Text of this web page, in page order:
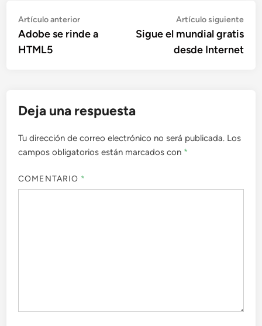
Navegación
de
entradas
Artículo anteriorArtículo
anterior:
Adobe se rinde a
HTML5
Artículo siguiente
Sigue el mundial gratis
desde Internet
Deja una respuesta
Tu dirección de correo electrónico no será publicada. Los
campos obligatorios están marcados con *
COMENTARIO *